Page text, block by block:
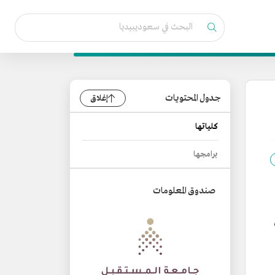
جدول المحتويات إغلاق
كلياتها
برامجها
صندوق المعلومات